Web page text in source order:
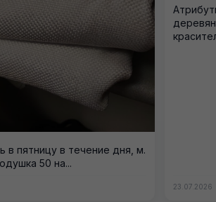
в пятницу в течение дня, м.
50 на...
23.07.2026